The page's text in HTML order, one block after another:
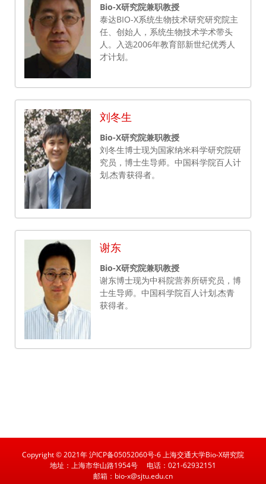
Bio-X研究院兼职教授
泰达BIO-X系统生物技术研究研究院主
任、创始人，系统生物技术学术带头
人。入选2006年教育部新世纪优秀人
才计划。
刘冬生
Bio-X研究院兼职教授
刘冬生博士现为国家纳米科学研究院研
究员，博士生导师。中国科学院百人计
划,杰青获得者。
谢东
Bio-X研究院兼职教授
谢东博士现为中科院营养所研究员，博
士生导师。中国科学院百人计划,杰青
获得者。
Copyright © 2021年 沪ICP备05052060号-6 上海交通大学Bio-X研究院
地址：上海市华山路1954号
电话：021-62932151
邮箱：bio-x@sjtu.edu.cn